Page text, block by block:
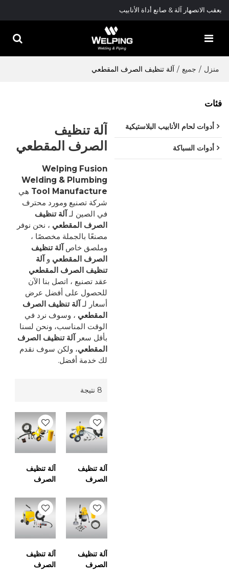
بعقب الانصهار آلة & صانع أداة الأنابيب
منزل / جميع / آلة تنظيف الصرف المقطعي
فئات
أدوات لحام الأنابيب البلاستيكية
أدوات السباكة
آلة تنظيف
الصرف المقطعي
Welping Fusion
Welding & Plumbing
Tool Manufacture هي
شركة تصنيع ومورد محترف
في الصين لـ آلة تنظيف
الصرف المقطعي ، نحن نوفر
مصنعًا بالجملة مخصصًا ،
وملصق خاص آلة تنظيف
الصرف المقطعي و آلة
تنظيف الصرف المقطعي
عقد تصنيع ، اتصل بنا الآن
للحصول على أفضل عرض
أسعار لـ آلة تنظيف الصرف
المقطعي ، وسوف نرد في
الوقت المناسب، ونحن لسنا
بأقل سعر
آلة تنظيف الصرف
المقطعي، ولكن سوف نقدم
لك خدمة أفضل.
8 نتيجة
آلة تنظيف
الصرف
المقطعية
آلة تنظيف
الصرف
لخطوط
الصرف 2
"إلى 8"
آلة تنظيف
الصرف
آلة تنظيف
الصرف